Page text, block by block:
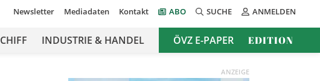
Newsletter Mediadaten Kontakt ABO SUCHE ANMELDEN
INDUSTRIE & HANDEL ÖVZ E-PAPER EDITION
ANZEIGE